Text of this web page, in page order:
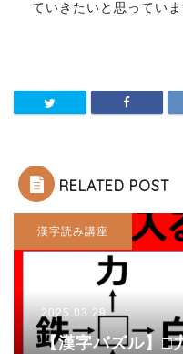
ていきたいと思っていま
RELATED POST
漢字読み講座
2025.03.29
【漢字パズル】